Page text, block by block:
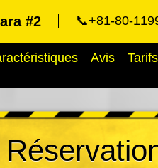
#2 📞+81-80-
Avis Tarifs